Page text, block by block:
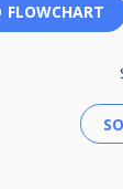
FLOWCHART